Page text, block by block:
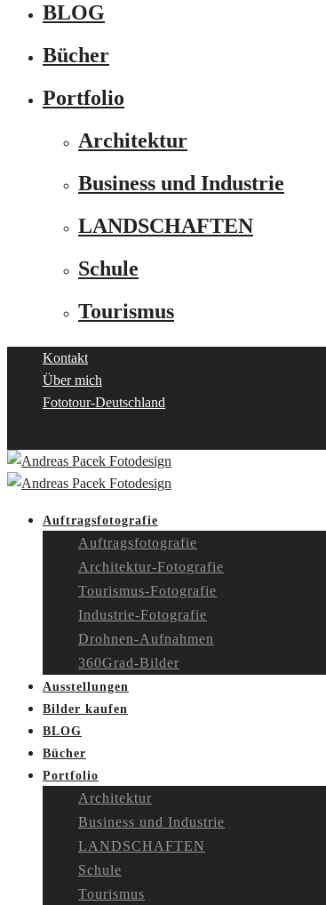
BLOG
Bücher
Portfolio
Architektur
Business und Industrie
LANDSCHAFTEN
Schule
Tourismus
Kontakt
Über mich
Fototour-Deutschland
Auftragsfotografie
Auftragsfotografie
Architektur-Fotografie
Tourismus-Fotografie
Industrie-Fotografie
Drohnen-Aufnahmen
360Grad-Bilder
Ausstellungen
Bilder kaufen
BLOG
Bücher
Portfolio
Architektur
Business und Industrie
LANDSCHAFTEN
Schule
Tourismus